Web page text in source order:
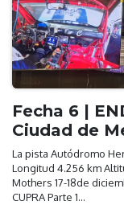
Fecha 6 |
Ciudad de
La pista Autódromo
Longitud 4.256 km
Mothers 17-18de
CUPRA Parte 1...